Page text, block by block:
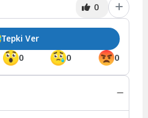
0
0 0 0
Tepki Ver